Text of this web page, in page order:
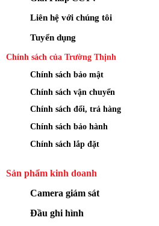
Liên hệ với chúng tôi
Tuyển dụng
Chính sách của Trường Thịnh
Chính sách bảo mật
Chính sách vận chuyển
Chính sách đổi, trả hàng
Chính sách bảo hành
Chính sách lắp đặt
Sản phẩm kinh doanh
Camera giám sát
Đầu ghi hình